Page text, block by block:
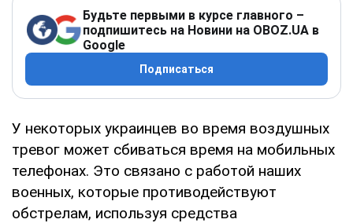
Будьте первыми в курсе главного –
подпишитесь на Новини на OBOZ.UA в
Google
Подписаться
У некоторых украинцев во время воздушных
тревог может сбиваться время на мобильных
телефонах. Это связано с работой наших
военных, которые противодействуют
обстрелам, используя средства